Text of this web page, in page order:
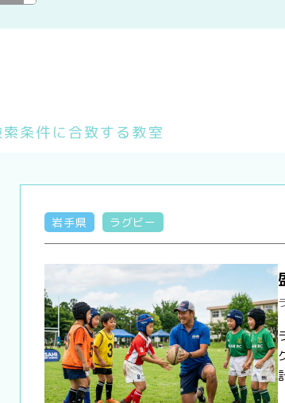
索条件に合致する教室
岩手県 ラグビー